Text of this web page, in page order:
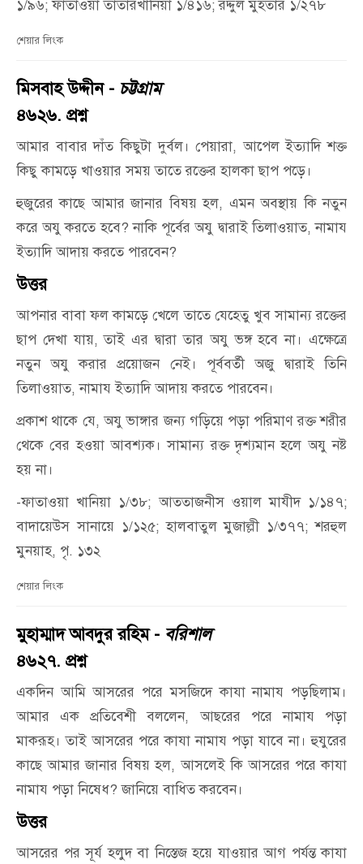
১/৯৬; ফাতাওয়া তাতারখানিয়া ১/৪১৬; রদ্দুল মুহতার ১/২৭৮
শেয়ার লিংক
মিসবাহ উদ্দীন - চট্টগ্রাম
৪৬২৬. প্রশ্ন
আমার বাবার দাঁত কিছুটা দুর্বল। পেয়ারা, আপেল ইত্যাদি শক্ত
কিছু কামড়ে খাওয়ার সময় তাতে রক্তের হালকা ছাপ পড়ে।
হুজুরের কাছে আমার জানার বিষয় হল, এমন অবস্থায় কি নতুন
করে অযু করতে হবে? নাকি পূর্বের অযু দ্বারাই তিলাওয়াত, নামায
ইত্যাদি আদায় করতে পারবেন?
উত্তর
আপনার বাবা ফল কামড়ে খেলে তাতে যেহেতু খুব সামান্য রক্তের
ছাপ দেখা যায়, তাই এর দ্বারা তার অযু ভঙ্গ হবে না। এক্ষেত্রে
নতুন অযু করার প্রয়োজন নেই। পূর্ববর্তী অজু দ্বারাই তিনি
তিলাওয়াত, নামায ইত্যাদি আদায় করতে পারবেন।
প্রকাশ থাকে যে, অযু ভাঙ্গার জন্য গড়িয়ে পড়া পরিমাণ রক্ত শরীর
থেকে বের হওয়া আবশ্যক। সামান্য রক্ত দৃশ্যমান হলে অযু নষ্ট
হয় না।
-ফাতাওয়া খানিয়া ১/৩৮; আততাজনীস ওয়াল মাযীদ ১/১৪৭;
বাদায়েউস সানায়ে ১/১২৫; হালবাতুল মুজাল্লী ১/৩৭৭; শরহুল
মুনয়াহ, পৃ. ১৩২
শেয়ার লিংক
মুহাম্মাদ আবদুর রহিম - বরিশাল
৪৬২৭. প্রশ্ন
একদিন আমি আসরের পরে মসজিদে কাযা নামায পড়ছিলাম।
আমার এক প্রতিবেশী বললেন, আছরের পরে নামায পড়া
মাকরূহ। তাই আসরের পরে কাযা নামায পড়া যাবে না। হুযুরের
কাছে আমার জানার বিষয় হল, আসলেই কি আসরের পরে কাযা
নামায পড়া নিষেধ? জানিয়ে বাধিত করবেন।
উত্তর
আসরের পর সূর্য হলুদ বা নিস্তেজ হয়ে যাওয়ার আগ পর্যন্ত কাযা